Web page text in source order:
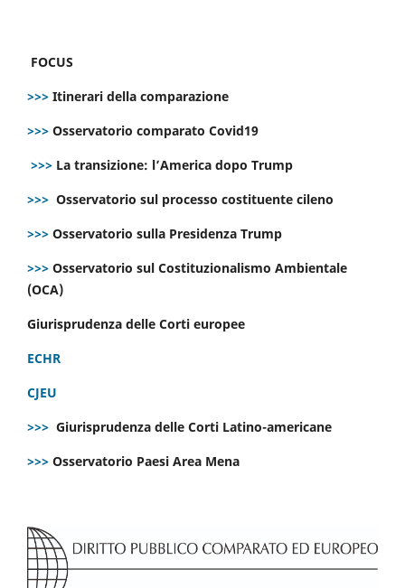
FOCUS
>>> Itinerari della comparazione
>>> Osservatorio comparato Covid19
>>> La transizione: l’America dopo Trump
>>> Osservatorio sul processo costituente cileno
>>> Osservatorio sulla Presidenza Trump
>>> Osservatorio sul Costituzionalismo Ambientale
(OCA)
Giurisprudenza delle Corti europee
ECHR
CJEU
>>> Giurisprudenza delle Corti Latino-americane
>>> Osservatorio Paesi Area Mena